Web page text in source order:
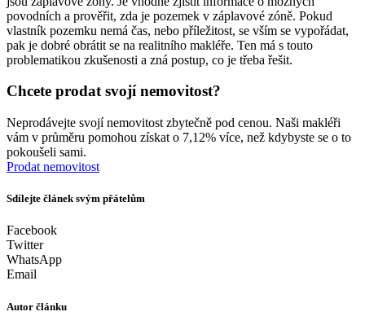
povodních a prověřit, zda je pozemek v záplavové zóně. Pokud
vlastník pozemku nemá čas, nebo příležitost, se vším se vypořádat,
pak je dobré obrátit se na realitního makléře. Ten má s touto
problematikou zkušenosti a zná postup, co je třeba řešit.
Chcete prodat svojí nemovitost?
Neprodávejte svojí nemovitost zbytečně pod cenou. Naši makléři
vám v průměru pomohou získat o 7,12% více, než kdybyste se o to
pokoušeli sami.
Prodat nemovitost
Sdílejte článek svým přátelům
Facebook
Twitter
WhatsApp
Email
Autor článku